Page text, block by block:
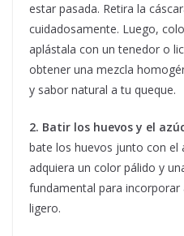
estar pasada. Retira la
cuidadosamente. Luego,
aplástala con un tenedor o
obtener una mezcla
y sabor natural a tu queque.
2. Batir los huevos y el
bate los huevos junto con el
adquiera un color pálido y
fundamental para incorporar
ligero.